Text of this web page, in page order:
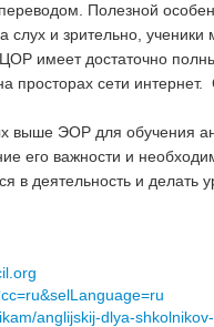
Полезной
слух и зрительно,
имеет достаточно
просторах сети
выше ЭОР для обучения
его важности и
в деятельность и
anglijskij-dlya-